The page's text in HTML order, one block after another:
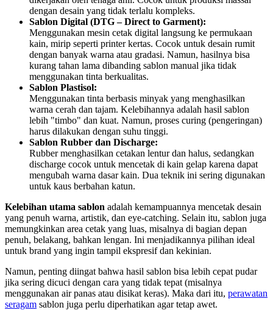
dengan desain yang tidak terlalu kompleks.
Sablon Digital (DTG – Direct to Garment):
Menggunakan mesin cetak digital langsung ke permukaan
kain, mirip seperti printer kertas. Cocok untuk desain rumit
dengan banyak warna atau gradasi. Namun, hasilnya bisa
kurang tahan lama dibanding sablon manual jika tidak
menggunakan tinta berkualitas.
Sablon Plastisol:
Menggunakan tinta berbasis minyak yang menghasilkan
warna cerah dan tajam. Kelebihannya adalah hasil sablon
lebih "timbo" dan kuat. Namun, proses curing (pengeringan)
harus dilakukan dengan suhu tinggi.
Sablon Rubber dan Discharge:
Rubber menghasilkan cetakan lentur dan halus, sedangkan
discharge cocok untuk mencetak di kain gelap karena dapat
mengubah warna dasar kain. Dua teknik ini sering digunakan
untuk kaus berbahan katun.
Kelebihan utama sablon adalah kemampuannya mencetak desain
yang penuh warna, artistik, dan eye-catching. Selain itu, sablon juga
memungkinkan area cetak yang luas, misalnya di bagian depan
penuh, belakang, bahkan lengan. Ini menjadikannya pilihan ideal
untuk brand yang ingin tampil ekspresif dan kekinian.
Namun, penting diingat bahwa hasil sablon bisa lebih cepat pudar
jika sering dicuci dengan cara yang tidak tepat (misalnya
menggunakan air panas atau disikat keras). Maka dari itu, perawatan
seragam sablon juga perlu diperhatikan agar tetap awet.